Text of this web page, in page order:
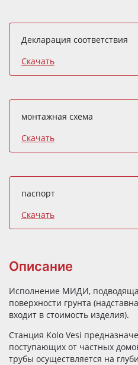
Декларация соответствия
Скачать
монтажная схема
Скачать
паспорт
Скачать
Описание
Исполнение МИДИ,
поверхности грунта
входит в стоимость изделия).
Станция Kolo Vesi
поступающих от частных
трубы осуществляется на